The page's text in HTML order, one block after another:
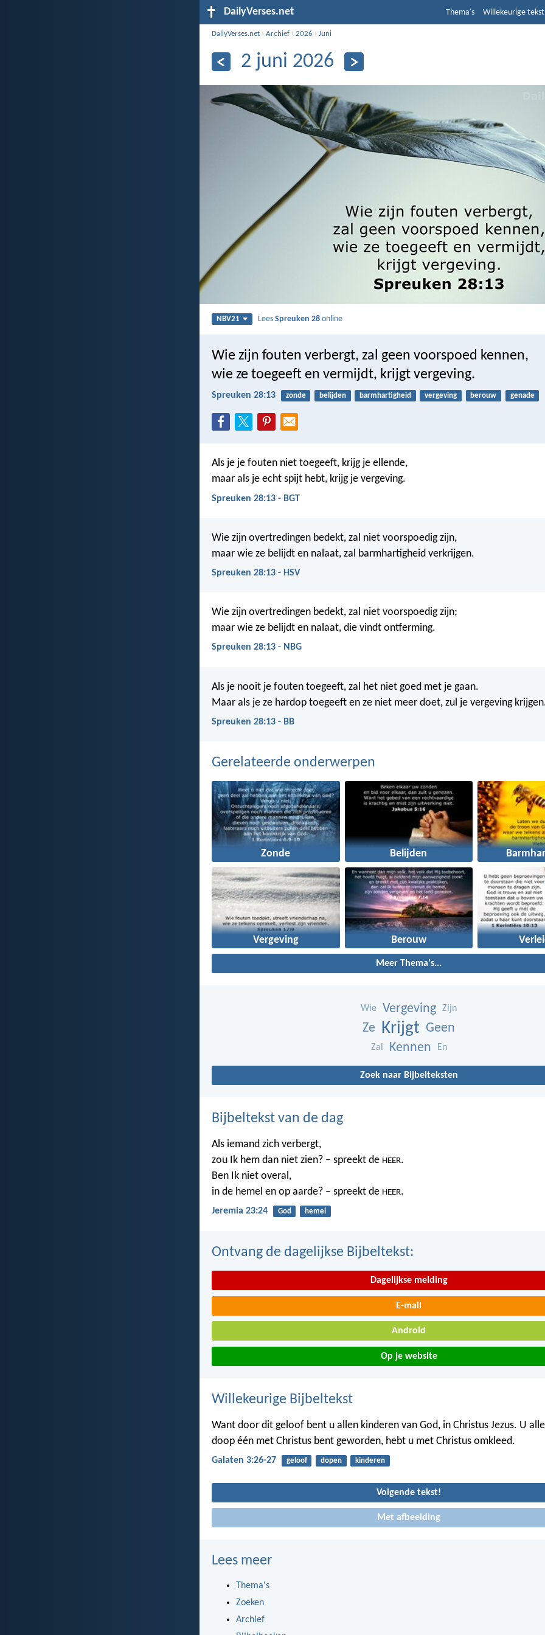
DailyVerses.net Thema's Willekeurige tekst
DailyVerses.net ›Archief ›2026 ›Juni
2 juni 2026
NBV21 LeesSpreuken 28 online
Wie zijn fouten verbergt, zal geen voorspoed kennen,
wie ze toegeeft en vermijdt, krijgt vergeving.
Spreuken 28:13 zonde belijden barmhartigheid vergeving berouw genade
Als je je fouten niet toegeeft, krijg je ellende,
maar als je echt spijt hebt, krijg je vergeving.
Spreuken 28:13 - BGT
Wie zijn overtredingen bedekt, zal niet voorspoedig zijn,
maar wie ze belijdt en nalaat, zal barmhartigheid verkrijgen.
Spreuken 28:13 - HSV
Wie zijn overtredingen bedekt, zal niet voorspoedig zijn;
maar wie ze belijdt en nalaat, die vindt ontferming.
Spreuken 28:13 - NBG
Als je nooit je fouten toegeeft, zal het niet goed met je gaan.
Maar als je ze hardop toegeeft en ze niet meer doet, zul je vergeving
Spreuken 28:13 - BB
Gerelateerde onderwerpen
Zonde Belijden
Vergeving Berouw
Meer Thema's...
Wie Vergeving Zijn
Ze Krijgt Geen
Zal Kennen En
Zoek naar Bijbelteksten
Bijbeltekst van de dag
Als iemand zich verbergt,
zou Ik hem dan niet zien? – spreekt de HEER.
Ben Ik niet overal,
in de hemel en op aarde? – spreekt de HEER.
Jeremia 23:24 God hemel
Ontvang de dagelijkse Bijbeltekst:
Dagelijkse melding
E-mail
Android
Op je website
Willekeurige Bijbeltekst
Want door dit geloof bent u allen kinderen van God, in Christus Jezus. U
doop één met Christus bent geworden, hebt u met Christus omkleed.
Galaten 3:26-27 geloof dopen kinderen
Volgende tekst!
Met afbeelding
Lees meer
Thema's
Zoeken
Archief